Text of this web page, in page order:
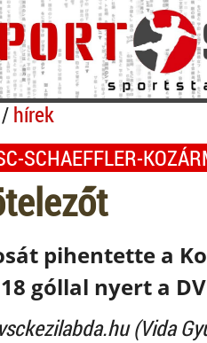
/hírek
SCHAEFFLER-
pihentette a
góllal nyert a
(Vida